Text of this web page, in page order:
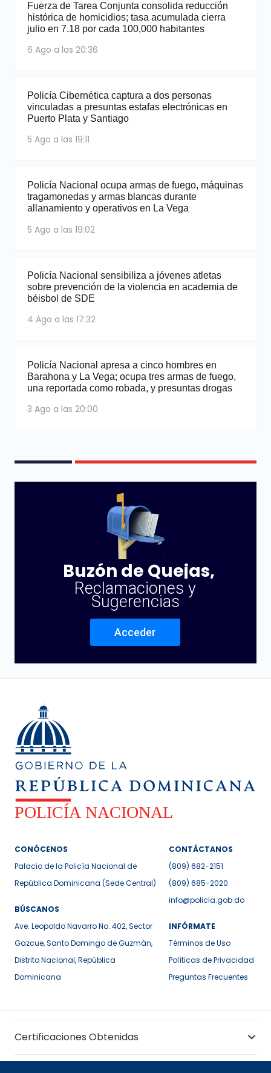
Fuerza de Tarea Conjunta consolida reducción
histórica de homicidios; tasa acumulada cierra
julio en 7.18 por cada 100,000 habitantes
6 Ago a las 20:36
Policía Cibernética captura a dos personas
vinculadas a presuntas estafas electrónicas en
Puerto Plata y Santiago
5 Ago a las 19:11
Policía Nacional ocupa armas de fuego, máquinas
tragamonedas y armas blancas durante
allanamiento y operativos en La Vega
5 Ago a las 19:02
Policía Nacional sensibiliza a jóvenes atletas
sobre prevención de la violencia en academia de
béisbol de SDE
4 Ago a las 17:32
Policía Nacional apresa a cinco hombres en
Barahona y La Vega; ocupa tres armas de fuego,
una reportada como robada, y presuntas drogas
3 Ago a las 20:00
Buzón de Quejas,
Reclamaciones y
Sugerencias
Acceder
CONÓCENOS
Palacio de la Policía Nacional de
República Dominicana (Sede Central)
BÚSCANOS
Ave. Leopoldo Navarro No. 402, Sector
Gazcue, Santo Domingo de Guzmán,
Distrito Nacional, República
Dominicana
CONTÁCTANOS
(809) 682-2151
(809) 685-2020
info@policia.gob.do
INFÓRMATE
Términos de Uso
Políticas de Privacidad
Preguntas Frecuentes
Certificaciones Obtenidas